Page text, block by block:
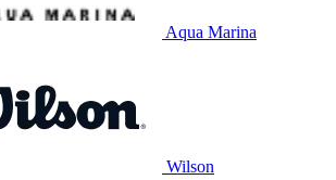
Aqua Marina
Wilson